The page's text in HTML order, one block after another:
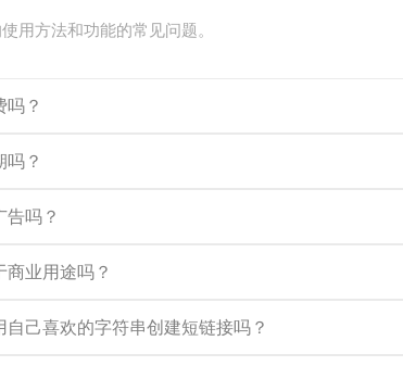
用方法和功能的常见问题。
吗？
吗？
告吗？
商业用途吗？
自己喜欢的字符串创建短链接吗？